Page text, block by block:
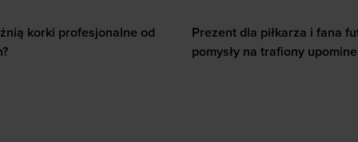
i fana futbolu -
upominek
Jak dbać o serce u